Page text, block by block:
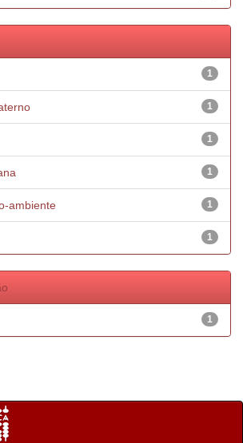
1
1
1
1
1
ambiente
1
1